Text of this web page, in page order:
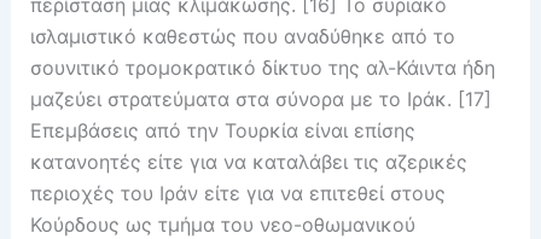
περίσταση μιας κλιμάκωσης. [16] Το συριακό
ισλαμιστικό καθεστώς που αναδύθηκε από το
σουνιτικό τρομοκρατικό δίκτυο της αλ-Κάιντα ήδη
μαζεύει στρατεύματα στα σύνορα με το Ιράκ. [17]
Επεμβάσεις από την Τουρκία είναι επίσης
κατανοητές είτε για να καταλάβει τις αζερικές
περιοχές του Ιράν είτε για να επιτεθεί στους
Κούρδους ως τμήμα του νεο-οθωμανικού